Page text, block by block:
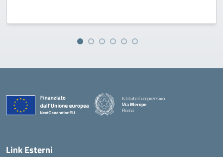
Istituto Comprensivo
Via Merope
Roma
Link Esterni